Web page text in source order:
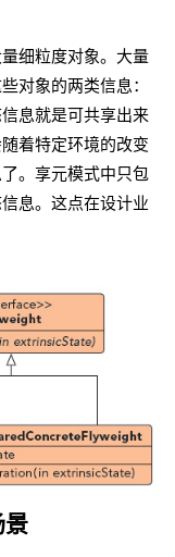
细粒度对象。大量
对象的两类信息：
息就是可共享出来
着特定环境的改变
。享元模式中只包
息。这点在设计业
景